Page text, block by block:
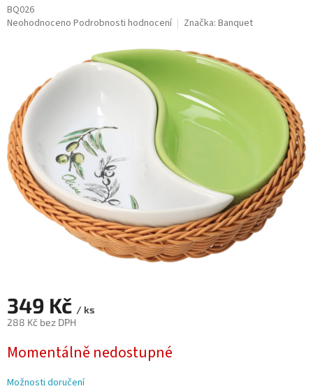
BQ026
Průměrné
hvězdiček.
Neohodnoceno Podrobnosti hodnocení Značka: Banquet
349 Kč / ks
288 Kč bez DPH
cena:
Momentálně nedostupné
Možnosti doručení